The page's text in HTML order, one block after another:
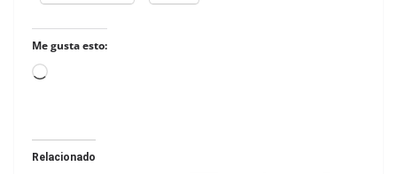
Me gusta esto:
Loading…
Relacionado